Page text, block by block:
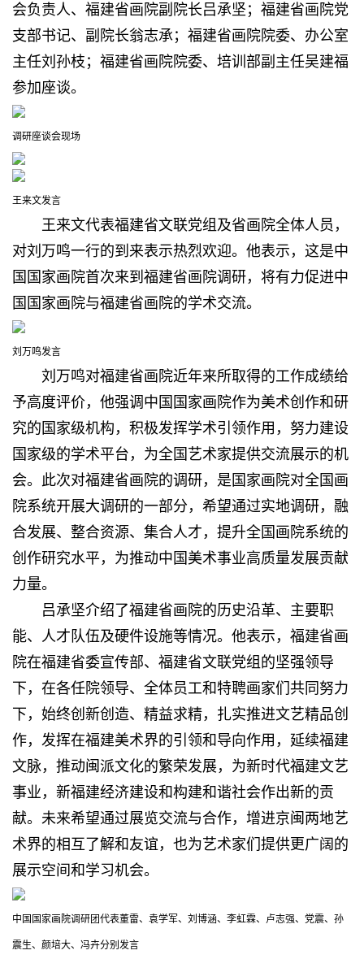
会负责人、福建省画院副院长吕承坚；福建省画院党
支部书记、副院长翁志承；福建省画院院委、办公室
主任刘孙枝；福建省画院院委、培训部副主任吴建福
参加座谈。
调研座谈会现场
王来文发言
王来文代表福建省文联党组及省画院全体人员，
对刘万鸣一行的到来表示热烈欢迎。他表示，这是中
国国家画院首次来到福建省画院调研，将有力促进中
国国家画院与福建省画院的学术交流。
刘万鸣发言
刘万鸣对福建省画院近年来所取得的工作成绩给
予高度评价，他强调中国国家画院作为美术创作和研
究的国家级机构，积极发挥学术引领作用，努力建设
国家级的学术平台，为全国艺术家提供交流展示的机
会。此次对福建省画院的调研，是国家画院对全国画
院系统开展大调研的一部分，希望通过实地调研，融
合发展、整合资源、集合人才，提升全国画院系统的
创作研究水平，为推动中国美术事业高质量发展贡献
力量。
吕承坚介绍了福建省画院的历史沿革、主要职
能、人才队伍及硬件设施等情况。他表示，福建省画
院在福建省委宣传部、福建省文联党组的坚强领导
下，在各任院领导、全体员工和特聘画家们共同努力
下，始终创新创造、精益求精，扎实推进文艺精品创
作，发挥在福建美术界的引领和导向作用，延续福建
文脉，推动闽派文化的繁荣发展，为新时代福建文艺
事业，新福建经济建设和构建和谐社会作出新的贡
献。未来希望通过展览交流与合作，增进京闽两地艺
术界的相互了解和友谊，也为艺术家们提供更广阔的
展示空间和学习机会。
中国国家画院调研团代表董雷、袁学军、刘博涵、李虹霖、卢志强、党震、孙
震生、颜培大、冯卉分别发言